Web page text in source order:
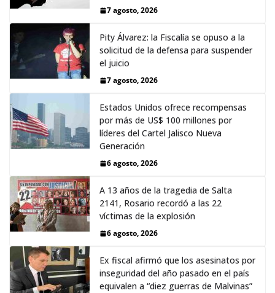
7 agosto, 2026
Pity Álvarez: la Fiscalía se opuso a la
solicitud de la defensa para suspender
el juicio
7 agosto, 2026
Estados Unidos ofrece recompensas
por más de US$ 100 millones por
líderes del Cartel Jalisco Nueva
Generación
6 agosto, 2026
A 13 años de la tragedia de Salta
2141, Rosario recordó a las 22
víctimas de la explosión
6 agosto, 2026
Ex fiscal afirmó que los asesinatos por
inseguridad del año pasado en el país
equivalen a “diez guerras de Malvinas”